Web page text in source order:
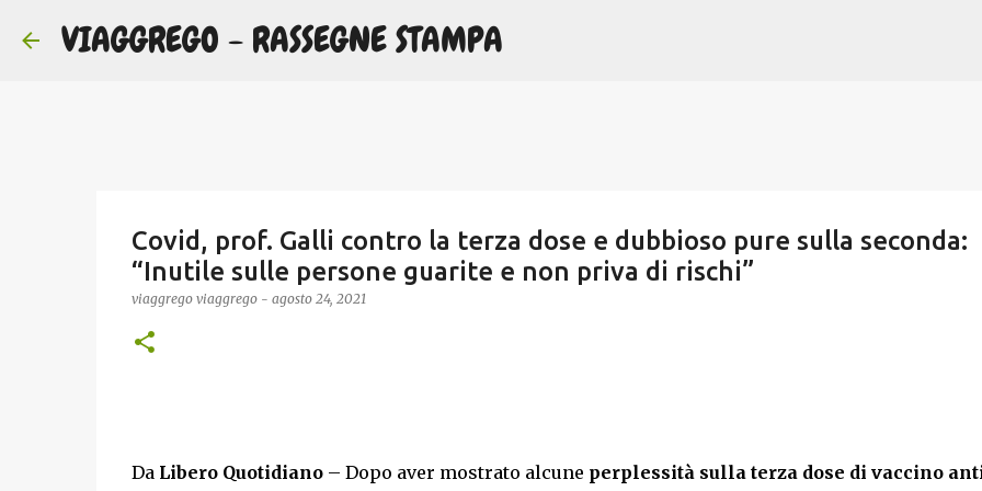
VIAGGREGO - RASSEGNE STAMPA
Covid, prof. Galli contro la terza dose e dubbioso pure sulla seconda:
“Inutile sulle persone guarite e non priva di rischi”
viaggrego viaggrego - agosto 24, 2021
Da Libero Quotidiano – Dopo aver mostrato alcune perplessità sulla terza dose di vaccino